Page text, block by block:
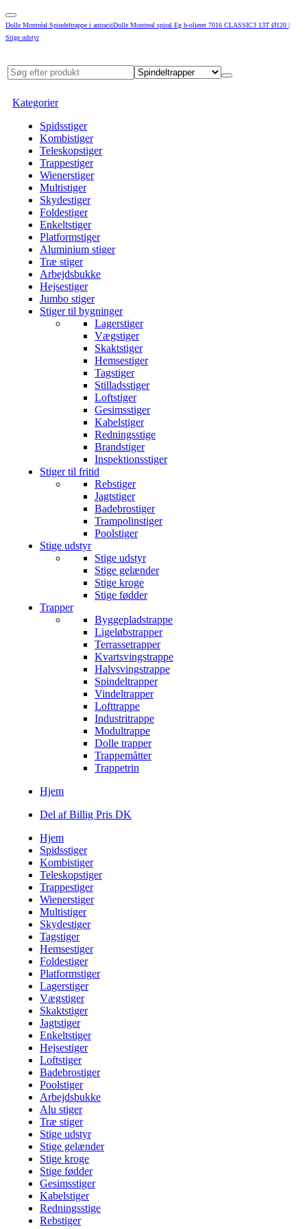
Dolle Montréal Spindeltrappe i antracitDolle Montreal spiral Eg h-olieret 7016 CLASSIC3 13T Ø120 |
Stige udstyr
Kategorier
Spidsstiger
Kombistiger
Teleskopstiger
Trappestiger
Wienerstiger
Multistiger
Skydestiger
Foldestiger
Enkeltstiger
Platformstiger
Aluminium stiger
Træ stiger
Arbejdsbukke
Hejsestiger
Jumbo stiger
Stiger til bygninger
Lagerstiger
Vægstiger
Skaktstiger
Hemsestiger
Tagstiger
Stilladsstiger
Loftstiger
Gesimsstiger
Kabelstiger
Redningsstige
Brandstiger
Inspektionsstiger
Stiger til fritid
Rebstiger
Jagtstiger
Badebrostiger
Trampolinstiger
Poolstiger
Stige udstyr
Stige udstyr
Stige gelænder
Stige kroge
Stige fødder
Trapper
Byggepladstrappe
Ligeløbstrapper
Terrassetrapper
Kvartsvingstrappe
Halvsvingstrappe
Spindeltrapper
Vindeltrapper
Lofttrappe
Industritrappe
Modultrappe
Dolle trapper
Trappemåtter
Trappetrin
Hjem
Del af Billig Pris DK
Hjem
Spidsstiger
Kombistiger
Teleskopstiger
Trappestiger
Wienerstiger
Multistiger
Skydestiger
Tagstiger
Hemsestiger
Foldestiger
Platformstiger
Lagerstiger
Vægstiger
Skaktstiger
Jagtstiger
Enkeltstiger
Hejsestiger
Loftstiger
Badebrostiger
Poolstiger
Arbejdsbukke
Alu stiger
Træ stiger
Stige udstyr
Stige gelænder
Stige kroge
Stige fødder
Gesimsstiger
Kabelstiger
Redningsstige
Rebstiger